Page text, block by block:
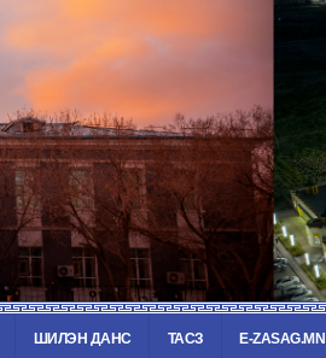
ШИЛЭН ДАНС ТАСЗ E-ZASAG.MN